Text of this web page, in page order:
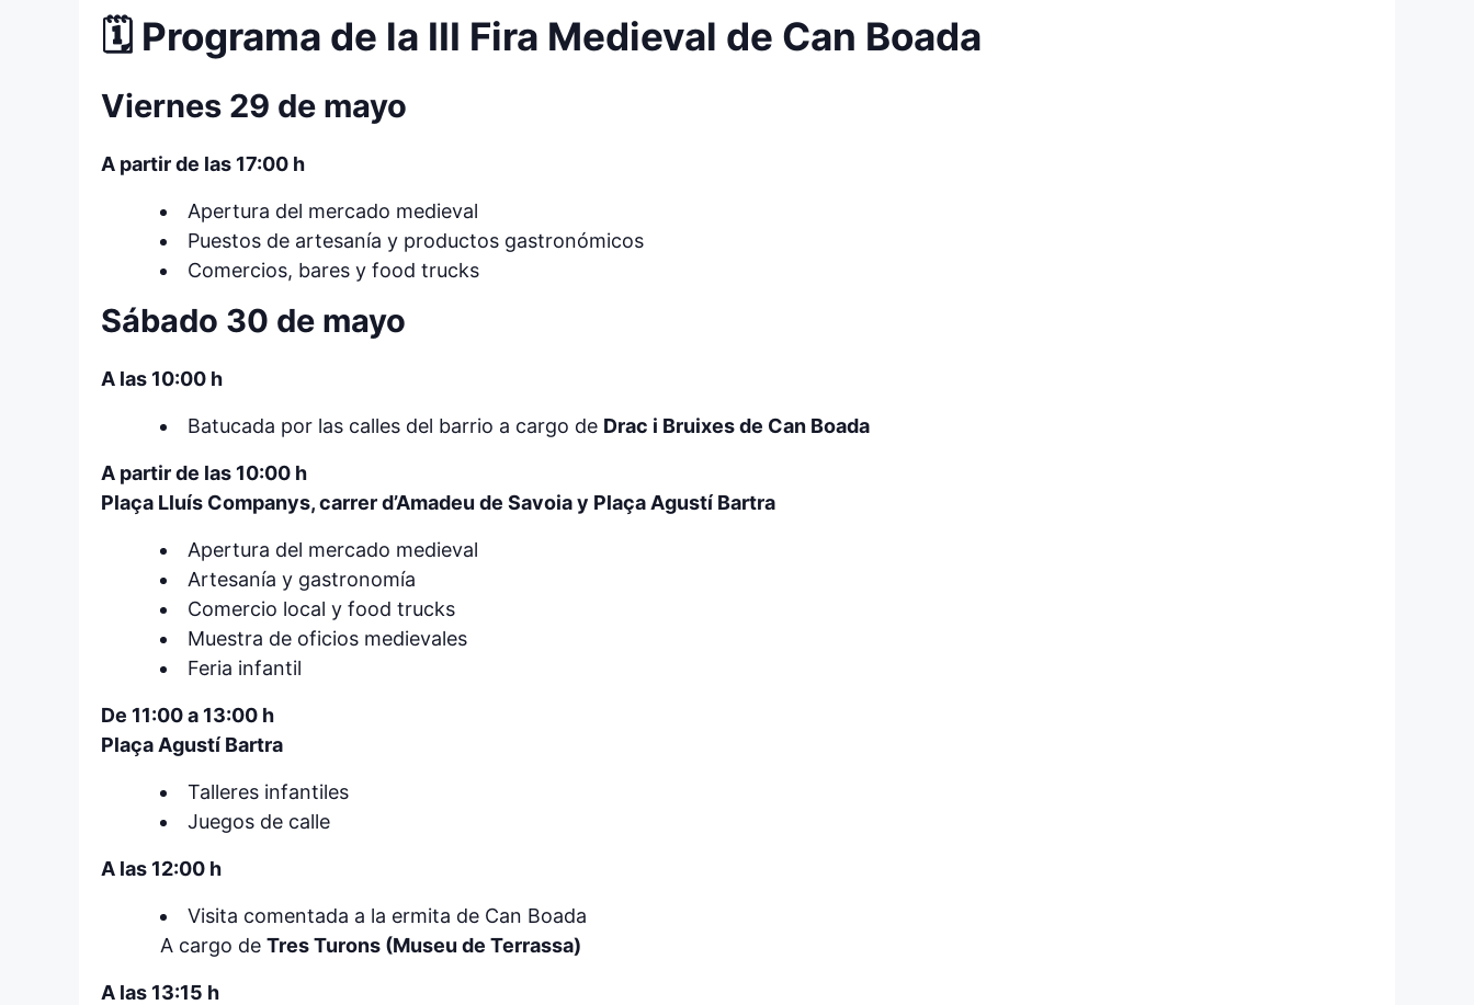
🗓️ Programa de la III Fira Medieval de Can Boada
Viernes 29 de mayo
A partir de las 17:00 h
Apertura del mercado medieval
Puestos de artesanía y productos gastronómicos
Comercios, bares y food trucks
Sábado 30 de mayo
A las 10:00 h
Batucada por las calles del barrio a cargo de Drac i Bruixes de Can Boada
A partir de las 10:00 h
Plaça Lluís Companys, carrer d’Amadeu de Savoia y Plaça Agustí Bartra
Apertura del mercado medieval
Artesanía y gastronomía
Comercio local y food trucks
Muestra de oficios medievales
Feria infantil
De 11:00 a 13:00 h
Plaça Agustí Bartra
Talleres infantiles
Juegos de calle
A las 12:00 h
Visita comentada a la ermita de Can Boada
A cargo de Tres Turons (Museu de Terrassa)
A las 13:15 h